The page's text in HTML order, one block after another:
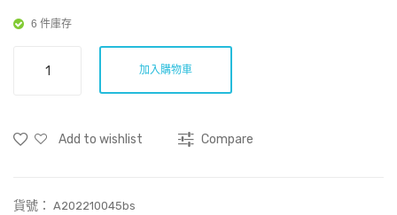
6 件庫存
有
數
加入購物車
Add to wishlist Compare
貨號： A202210045bs